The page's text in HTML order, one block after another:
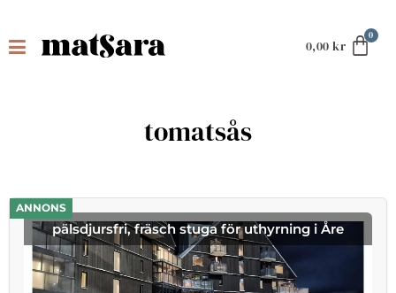
0,00 kr
tomatsås
ANNONS
pälsdjursfri, fräsch stuga för uthyrning i Åre